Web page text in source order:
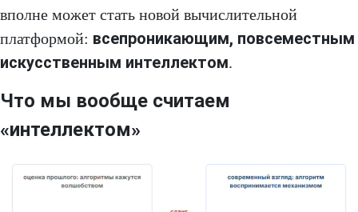
вполне может стать новой вычислительной
платформой: всепроникающим, повсеместным
искусственным интеллектом.
Что мы вообще считаем
«интеллектом»